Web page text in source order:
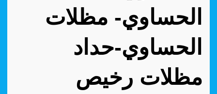
الحساوي- مظلات
الحساوي-حداد
مظلات رخيص